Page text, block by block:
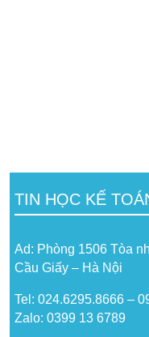
TIN HỌC KẾ
Ad: Phòng 1506 Tòa
Cầu Giấy – Hà Nội
Tel: 024.6295.8666 –
Zalo: 0399 13 6789